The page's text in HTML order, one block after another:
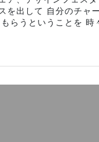
を出して 自分のチャ
らうということを 時